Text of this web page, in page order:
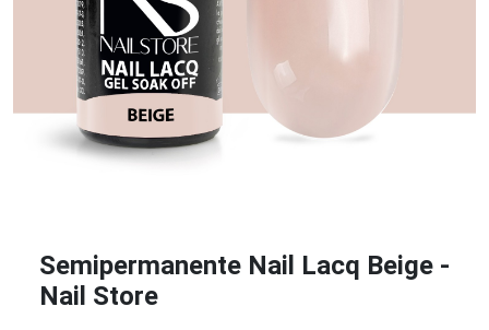
Semipermanente Nail Lacq Beige -
Nail Store